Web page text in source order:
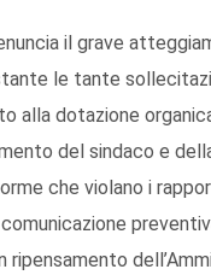
il grave
le tante
alla dotazione
del sindaco e
che violano i
ripensamento